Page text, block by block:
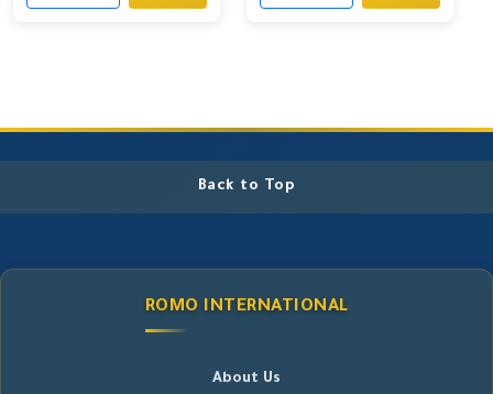
Back to Top
ROMO INTERNATIONAL
About Us